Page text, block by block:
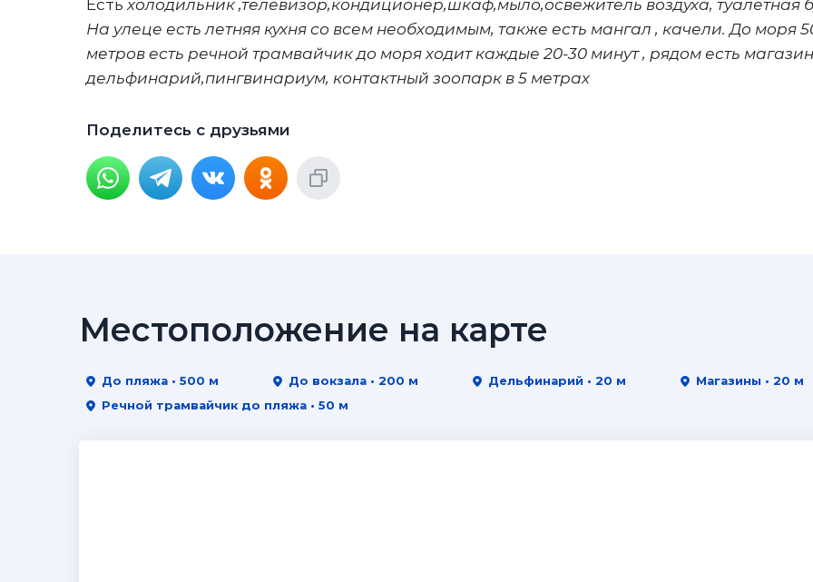
Есть холодильник ,телевизор,кондиционер,шкаф,мыло,освежитель воздуха, туалетная
На улеце есть летняя кухня со всем необходимым, также есть мангал , качели. До моря
метров есть речной трамвайчик до моря ходит каждые 20-30 минут , рядом есть
дельфинарий,пингвинариум, контактный зоопарк в 5 метрах
Поделитесь с друзьями
Местоположение на карте
До пляжа • 500 м До вокзала • 200 м Дельфинарий • 20 м
Магазины • 20 м
Речной трамвайчик до пляжа • 50 м